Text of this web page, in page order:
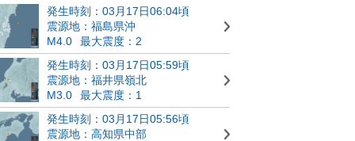
発生時刻：03月17日06:04頃
震源地：福島県沖
M4.0
最大震度：2
発生時刻：03月17日05:59頃
震源地：福井県嶺北
M3.0
最大震度：1
発生時刻：03月17日05:56頃
震源地：高知県中部